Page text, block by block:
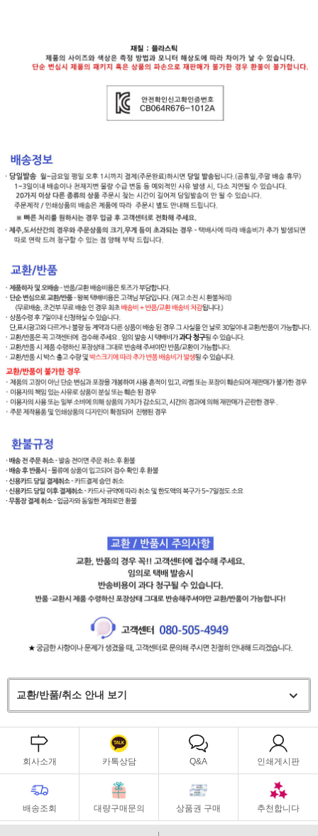
교환/반품/취소 안내 보기
회사소개 카톡상담 Q&A 인쇄게시판
배송조회 대량구매문의 상품권 구매 추천합니다